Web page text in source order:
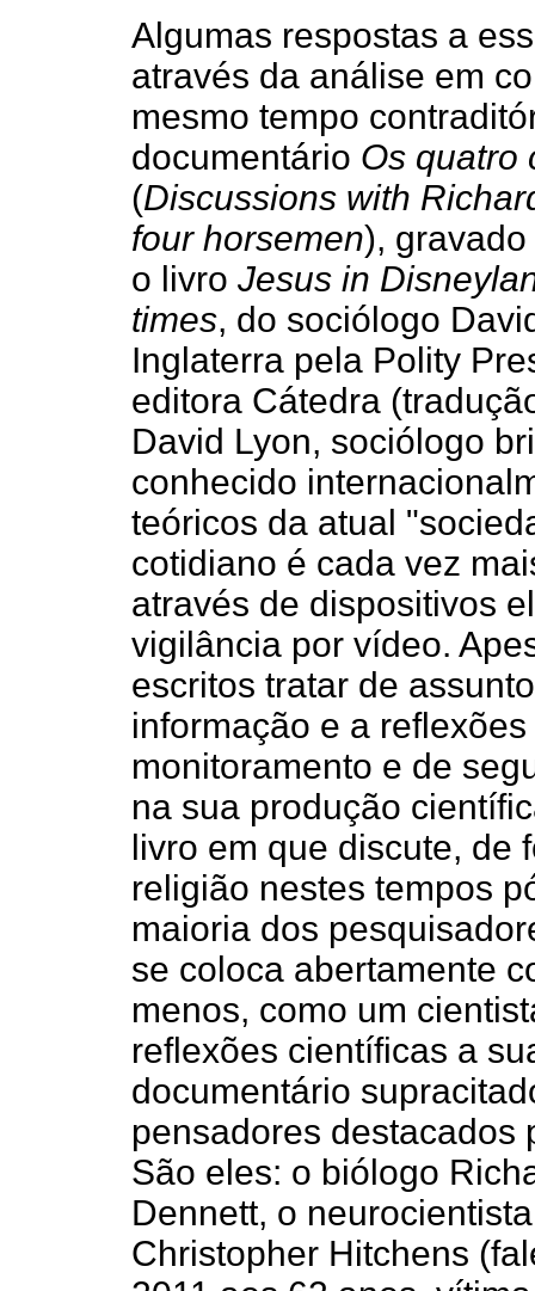
Algumas respostas a
através da análise em
mesmo tempo
documentário Os quatro
(Discussions with
four horsemen),
o livro Jesus in
times, do sociólogo
Inglaterra pela Polity
editora Cátedra
David Lyon, sociólogo
conhecido
teóricos da atual
cotidiano é cada vez
através de dispositivos
vigilância por vídeo.
escritos tratar de
informação e a
monitoramento e de
na sua produção
livro em que discute, de
religião nestes tempos
maioria dos
se coloca abertamente
menos, como um
reflexões científicas a
documentário
pensadores destacados
São eles: o biólogo
Dennett, o
Christopher Hitchens